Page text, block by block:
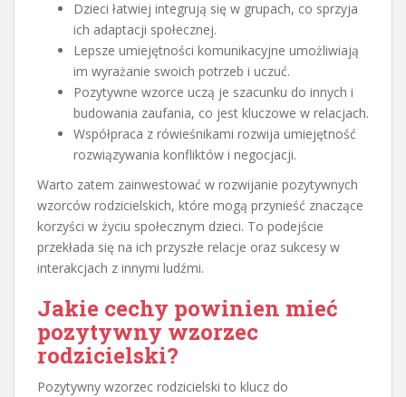
Dzieci łatwiej integrują się w grupach, co sprzyja
ich adaptacji społecznej.
Lepsze umiejętności komunikacyjne umożliwiają
im wyrażanie swoich potrzeb i uczuć.
Pozytywne wzorce uczą je szacunku do innych i
budowania zaufania, co jest kluczowe w relacjach.
Współpraca z rówieśnikami rozwija umiejętność
rozwiązywania konfliktów i negocjacji.
Warto zatem zainwestować w rozwijanie pozytywnych
wzorców rodzicielskich, które mogą przynieść znaczące
korzyści w życiu społecznym dzieci. To podejście
przekłada się na ich przyszłe relacje oraz sukcesy w
interakcjach z innymi ludźmi.
Jakie cechy powinien mieć
pozytywny wzorzec
rodzicielski?
Pozytywny wzorzec rodzicielski to klucz do